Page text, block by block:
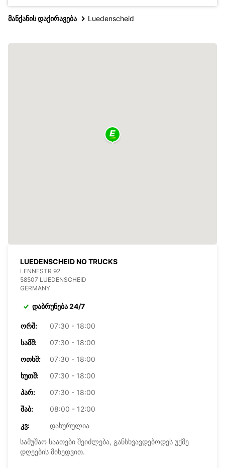
მანქანის დაქირავება Luedenscheid
LUEDENSCHEID NO TRUCKS
LENNESTR 92
58507 LUEDENSCHEID
GERMANY
დაბრუნება 24/7
ᲝᲠᲨ:
07:30 - 18:00
ᲡᲐᲛᲨ:
07:30 - 18:00
ᲝᲗᲮᲨ:
07:30 - 18:00
ᲮᲣᲗᲨ:
07:30 - 18:00
ᲞᲐᲠ:
07:30 - 18:00
ᲨᲐᲑ:
08:00 - 12:00
ᲙᲕ:
დახურულია
სამუშაო საათები შეიძლება, განსხვავდებოდეს უქმე
დღეების მიხედვით.